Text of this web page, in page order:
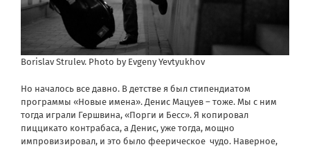
Borislav Strulev. Photo by Evgeny Yevtyukhov
Но началось все давно. В детстве я был стипендиатом
программы «Новые имена». Денис Мацуев – тоже. Мы с ним
тогда играли Гершвина, «Порги и Бесс». Я копировал
пиццикато контрабаса, а Денис, уже тогда, мощно
импровизировал, и это было феерическое чудо. Наверное,